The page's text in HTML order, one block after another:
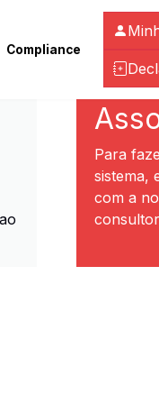
Compliance
Para
sistema,
com a